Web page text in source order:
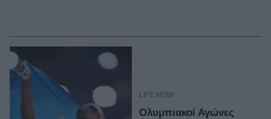
LIFE NOW
Ολυμπιακοί Αγώνες